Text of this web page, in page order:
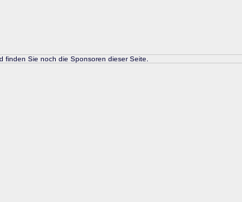
finden Sie noch die Sponsoren dieser Seite.